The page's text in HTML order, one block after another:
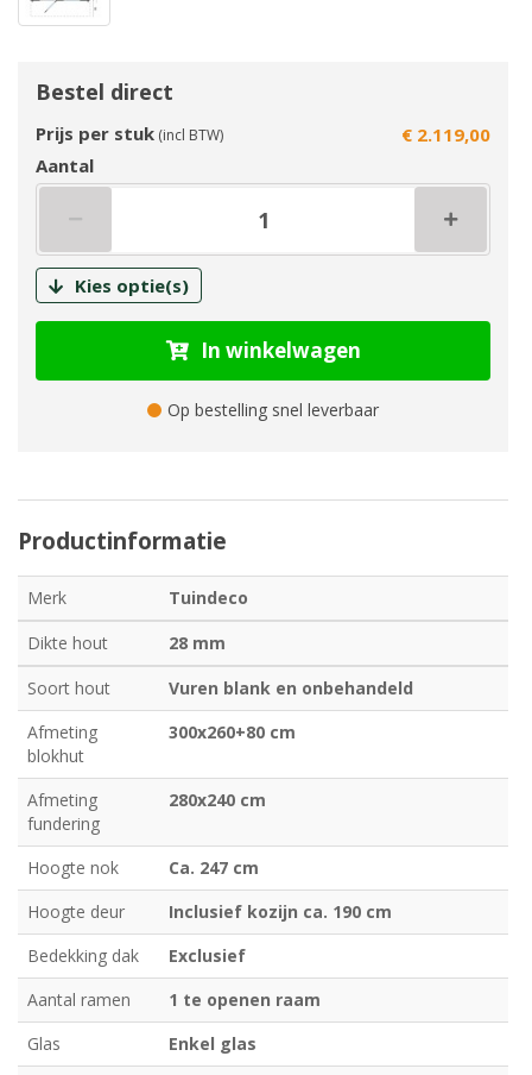
Bestel direct
Prijs per stuk (incl BTW)
€ 2.119,00
Aantal
Kies optie(s)
In winkelwagen
Op bestelling snel leverbaar
Productinformatie
Merk
Tuindeco
Dikte hout
28 mm
Soort hout
Vuren blank en onbehandeld
Afmeting
blokhut
300x260+80 cm
Afmeting
fundering
280x240 cm
Hoogte nok
Ca. 247 cm
Hoogte deur
Inclusief kozijn ca. 190 cm
Bedekking dak
Exclusief
Aantal ramen
1 te openen raam
Glas
Enkel glas